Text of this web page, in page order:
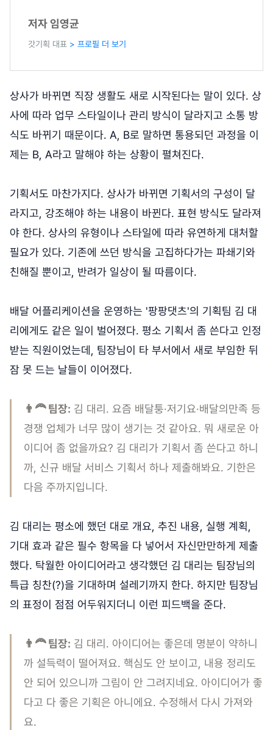
저자 임영균
갓기획 대표 > 프로필 더 보기
상사가 바뀌면 직장 생활도 새로 시작된다는 말이 있다. 상
사에 따라 업무 스타일이나 관리 방식이 달라지고 소통 방
식도 바뀌기 때문이다. A, B로 말하면 통용되던 과정을 이
제는 B, A라고 말해야 하는 상황이 펼쳐진다.
기획서도 마찬가지다. 상사가 바뀌면 기획서의 구성이 달
라지고, 강조해야 하는 내용이 바뀐다. 표현 방식도 달라져
야 한다. 상사의 유형이나 스타일에 따라 유연하게 대처할
필요가 있다. 기존에 쓰던 방식을 고집하다가는 파쇄기와
친해질 뿐이고, 반려가 일상이 될 따름이다.
배달 어플리케이션을 운영하는 '팡팡댓츠'의 기획팀 김 대
리에게도 같은 일이 벌어졌다. 평소 기획서 좀 쓴다고 인정
받는 직원이었는데, 팀장님이 타 부서에서 새로 부임한 뒤
잠 못 드는 날들이 이어졌다.
👨‍🦰 팀장: 김 대리. 요즘 배달퉁·저기요·배달의만족 등
경쟁 업체가 너무 많이 생기는 것 같아요. 뭐 새로운 아
이디어 좀 없을까요? 김 대리가 기획서 좀 쓴다고 하니
까, 신규 배달 서비스 기획서 하나 제출해봐요. 기한은
다음 주까지입니다.
김 대리는 평소에 했던 대로 개요, 추진 내용, 실행 계획,
기대 효과 같은 필수 항목을 다 넣어서 자신만만하게 제출
했다. 탁월한 아이디어라고 생각했던 김 대리는 팀장님의
특급 칭찬(?)을 기대하며 설레기까지 한다. 하지만 팀장님
의 표정이 점점 어두워지더니 이런 피드백을 준다.
👨‍🦰 팀장: 김 대리. 아이디어는 좋은데 명분이 약하니
까 설득력이 떨어져요. 핵심도 안 보이고, 내용 정리도
안 되어 있으니까 그림이 안 그려지네요. 아이디어가 좋
다고 다 좋은 기획은 아니에요. 수정해서 다시 가져와
요.